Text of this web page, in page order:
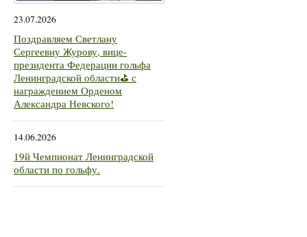
23.07.2026
Поздравляем Светлану
Сергеевну Журову, вице-
президента Федерации гольфа
Ленинградской области⛳ с
награждением Орденом
Александра Невского!
14.06.2026
19й Чемпионат Ленинградской
области по гольфу.